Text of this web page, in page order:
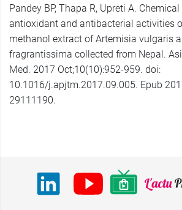
Pandey BP, Thapa R, Upreti A.
antioxidant and antibacterial activities
methanol extract of Artemisia vulgaris
fragrantissima collected from Nepal.
Med. 2017 Oct;10(10):952-959. doi:
10.1016/j.apjtm.2017.09.005. Epub
29111190.